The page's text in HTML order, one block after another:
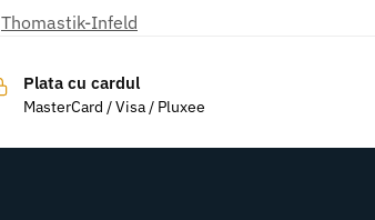
Thomastik-Infeld
Plata cu cardul
MasterCard / Visa / Pluxee